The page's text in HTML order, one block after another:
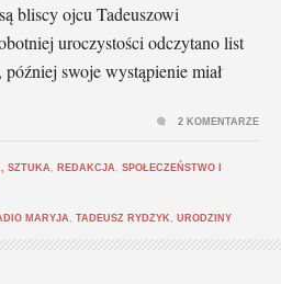
bliscy ojcu Tadeuszowi
uroczystości odczytano list
swoje wystąpienie miał
SZTUKA REDAKCJA
SPOŁECZEŃSTWO I
MARYJA TADEUSZ RYDZYK URODZINY
2 KOMENTARZE